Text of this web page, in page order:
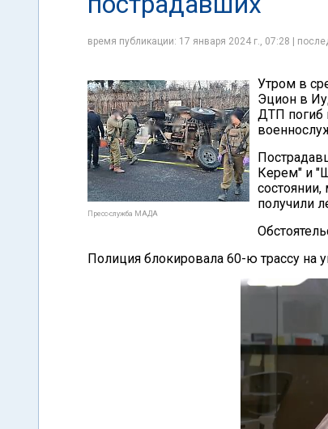
время публикации: 17 января 2024 г., 07:28 |
Пресс-служба МАДА
Утром в
Эцион в
ДТП погиб
Керем" и
получили
Полиция блокировала 60-ю трассу на